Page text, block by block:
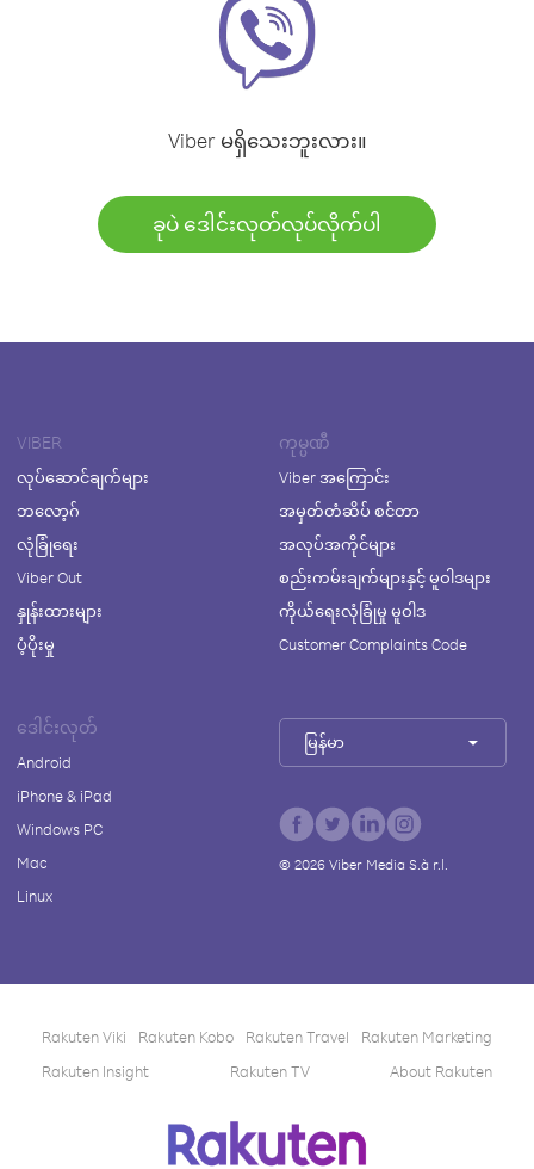
Viber မရှိသေးဘူးလား။
ခုပဲ ဒေါင်းလုတ်လုပ်လိုက်ပါ
VIBER
လုပ်ဆောင်ချက်များ
ဘလော့ဂ်
လုံခြုံရေး
Viber Out
နှုန်းထားများ
ပံ့ပိုးမှု
ကုမ္ပဏီ
Viber အကြောင်း
အမှတ်တံဆိပ် စင်တာ
အလုပ်အကိုင်များ
စည်းကမ်းချက်များနှင့် မူဝါဒများ
ကိုယ်ရေးလုံခြုံမှု မူဝါဒ
Customer Complaints Code
ဒေါင်းလုတ်
Android
iPhone & iPad
Windows PC
Mac
Linux
မြန်မာ
© 2026Viber Media S.à r.l.
Rakuten Viki Rakuten Kobo Rakuten Travel
Rakuten Marketing
Rakuten Insight
Rakuten TV About Rakuten